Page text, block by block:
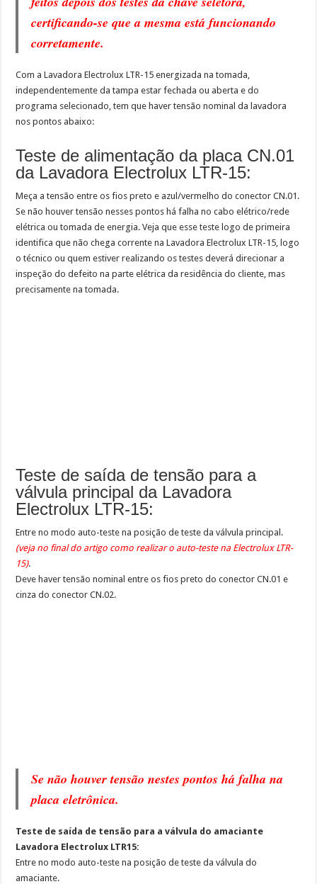
certificando-se que a mesma está funcionando
corretamente.
Com a Lavadora Electrolux LTR-15 energizada na tomada,
independentemente da tampa estar fechada ou aberta e do
programa selecionado, tem que haver tensão nominal da lavadora
nos pontos abaixo:
Teste de alimentação da placa CN.01
da Lavadora Electrolux LTR-15:
Meça a tensão entre os fios preto e azul/vermelho do conector CN.01.
Se não houver tensão nesses pontos há falha no cabo elétrico/rede
elétrica ou tomada de energia. Veja que esse teste logo de primeira
identifica que não chega corrente na Lavadora Electrolux LTR-15, logo
o técnico ou quem estiver realizando os testes deverá direcionar a
inspeção do defeito na parte elétrica da residência do cliente, mas
precisamente na tomada.
Teste de saída de tensão para a
válvula principal da Lavadora
Electrolux LTR-15:
Entre no modo auto-teste na posição de teste da válvula principal.
(veja no final do artigo como realizar o auto-teste na Electrolux LTR-
15).
Deve haver tensão nominal entre os fios preto do conector CN.01 e
cinza do conector CN.02.
Se não houver tensão nestes pontos há falha na
placa eletrônica.
Teste de saída de tensão para a válvula do amaciante
Lavadora Electrolux LTR15:
Entre no modo auto-teste na posição de teste da válvula do
amaciante.